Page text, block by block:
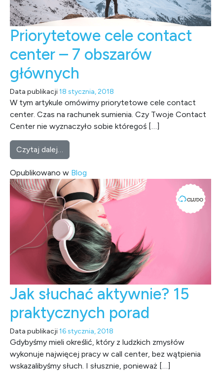
Priorytetowe cele contact
center – 7 obszarów
głównych
Data publikacji18 stycznia, 2018
W tym artykule omówimy priorytetowe cele contact
center. Czas na rachunek sumienia. Czy Twoje Contact
Center nie wyznaczyło sobie któregoś […]
Czytaj dalej…
Opublikowano w Blog
Jak słuchać aktywnie? 15
praktycznych porad
Data publikacji16 stycznia, 2018
Gdybyśmy mieli określić, który z ludzkich zmysłów
wykonuje najwięcej pracy w call center, bez wątpienia
wskazalibyśmy słuch. I słusznie, ponieważ […]